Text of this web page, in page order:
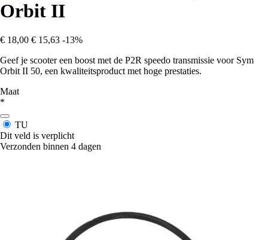
Orbit II
€ 18,00 € 15,63 -13%
Geef je scooter een boost met de P2R speedo transmissie voor Sym
Orbit II 50, een kwaliteitsproduct met hoge prestaties.
Maat
*
TU
Dit veld is verplicht
Verzonden binnen 4 dagen